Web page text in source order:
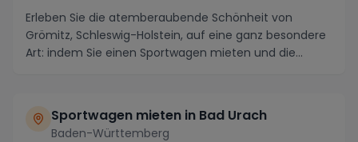
Erleben Sie die atemberaubende Schönheit von
Grömitz, Schleswig-Holstein, auf eine ganz besondere
Art: indem Sie einen Sportwagen mieten und die
Sportwagen mieten in Bad Urach
Baden-Württemberg